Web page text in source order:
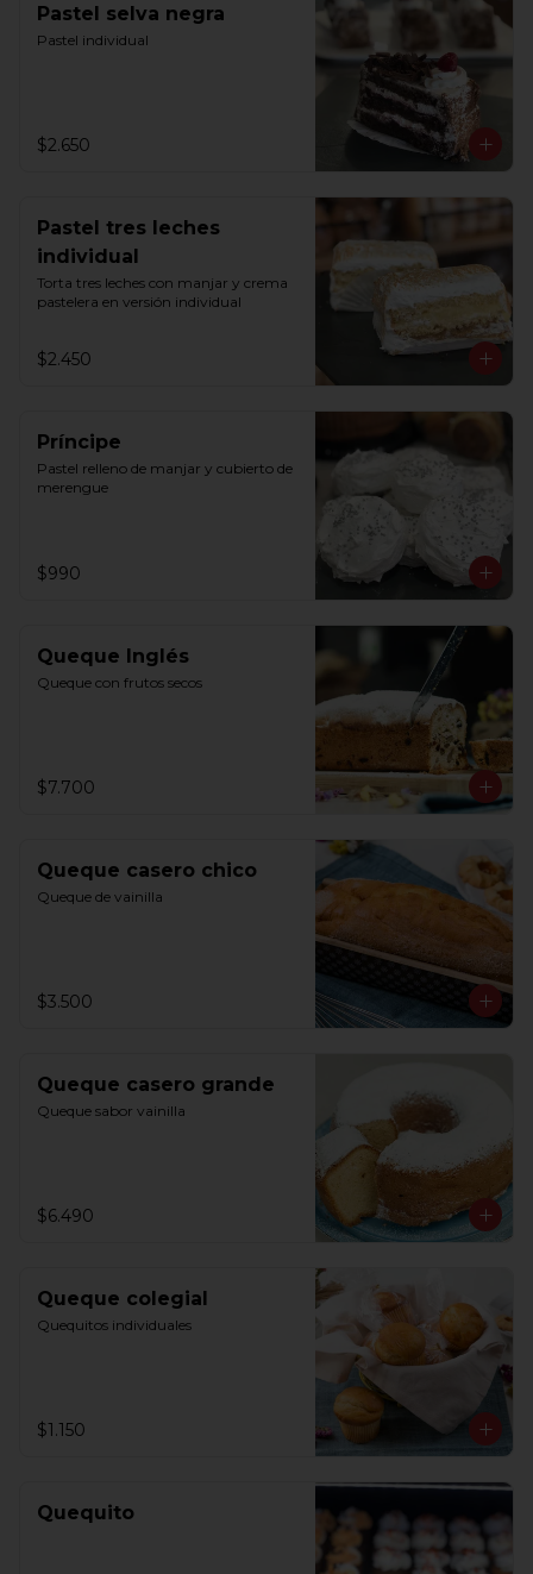
Pastel selva negra
Pastel individual
$2.650
Pastel tres leches
individual
Torta tres leches con manjar y crema
pastelera en versión individual
$2.450
Príncipe
Pastel relleno de manjar y cubierto de
merengue
$990
Queque Inglés
Queque con frutos secos
$7.700
Queque casero chico
Queque de vainilla
$3.500
Queque casero grande
Queque sabor vainilla
$6.490
Queque colegial
Quequitos individuales
$1.150
Quequito